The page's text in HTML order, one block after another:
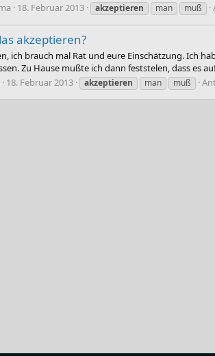
18. Februar 2013 akzeptieren man muß
akzeptieren?
ich brauch mal Rat und eure Einschätzung. Ich
Zu Hause mußte ich dann feststelen, dass es
18. Februar 2013 akzeptieren man muß